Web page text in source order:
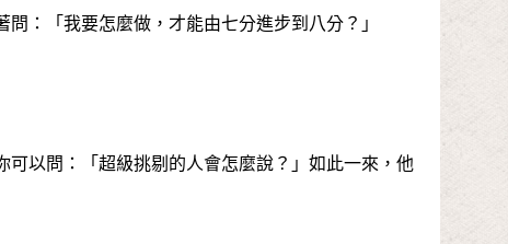
：「我要怎麼做，才能由七分進步到八分？」
以問：「超級挑剔的人會怎麼說？」如此一來，他